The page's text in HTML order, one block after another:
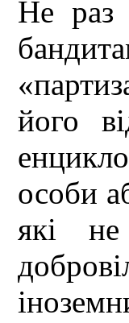
Не раз
його
особи
які